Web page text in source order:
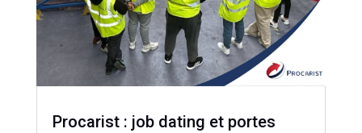
Procarist : job dating et portes